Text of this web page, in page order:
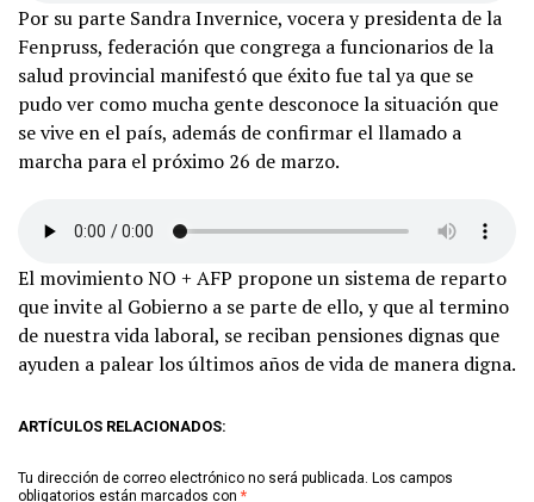
Por su parte Sandra Invernice, vocera y presidenta de la
Fenpruss, federación que congrega a funcionarios de la
salud provincial manifestó que éxito fue tal ya que se
pudo ver como mucha gente desconoce la situación que
se vive en el país, además de confirmar el llamado a
marcha para el próximo 26 de marzo.
El movimiento NO + AFP propone un sistema de reparto
que invite al Gobierno a se parte de ello, y que al termino
de nuestra vida laboral, se reciban pensiones dignas que
ayuden a palear los últimos años de vida de manera digna.
ARTÍCULOS RELACIONADOS:
Tu dirección de correo electrónico no será publicada. Los campos
obligatorios están marcados con *